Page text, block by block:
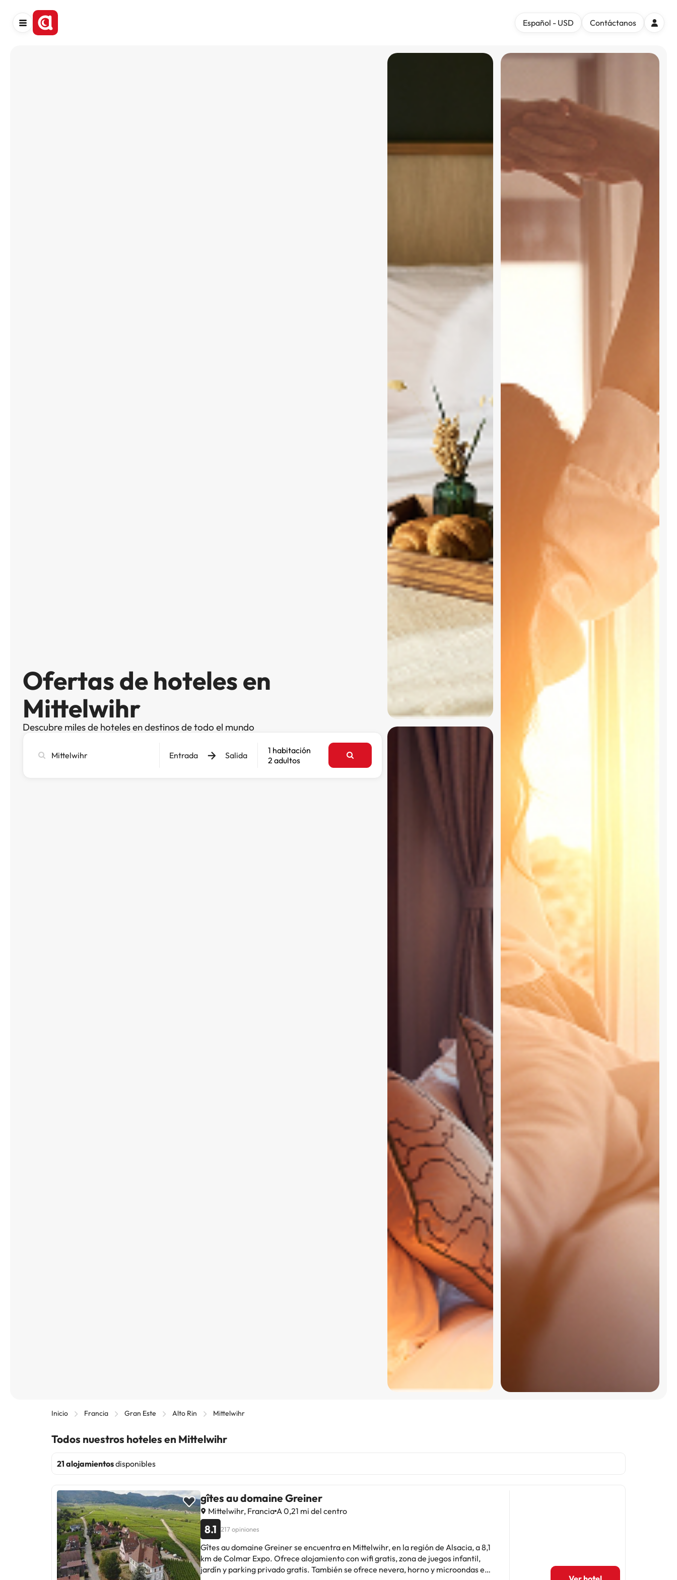
Español - USD Contáctanos
Ofertas de hoteles en
Mittelwihr
Descubre miles de hoteles en destinos de todo el mundo
ciudad,
Entrada Salida
1 habitación
2 adultos
Inicio Francia Gran Este Alto Rin Mittelwihr
Todos nuestros hoteles en Mittelwihr
21 alojamientosdisponibles
gîtes au domaine Greiner
Mittelwihr, Francia A 0,21 mi del centro
8.1 217 opiniones
Gîtes au domaine Greiner se encuentra en Mittelwihr, en la región de Alsacia, a 8,1
km de Colmar Expo. Ofrece alojamiento con wifi gratis, zona de juegos infantil,
jardín y parking privado gratis. También se ofrece nevera, horno y microondas en